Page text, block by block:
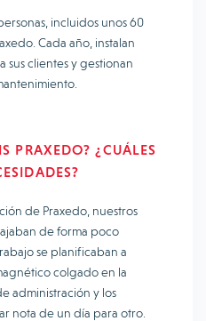
incluidos unos 60
Cada año, instalan
sus clientes y gestionan
PRAXEDO? ¿CUÁLES
de Praxedo, nuestros
de forma poco
se planificaban a
colgado en la
administración y los
nota de un día para otro.